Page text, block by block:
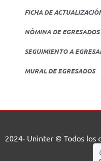
FICHA DE
NÓMINA DE
SEGUIMIENTO A
MURAL DE EGRESADOS
2024- Uninter © Todos los